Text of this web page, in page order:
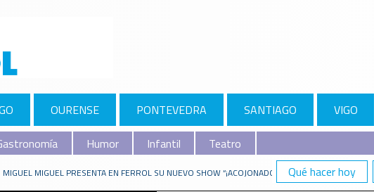
OURENSE PONTEVEDRA SANTIAGO VIGO
Humor Infantil
Teatro
Qué hacer hoy
MIGUEL MIGUEL PRESENTA EN FERROL SU NUEVO SHOW “¡ACOJONADO!”